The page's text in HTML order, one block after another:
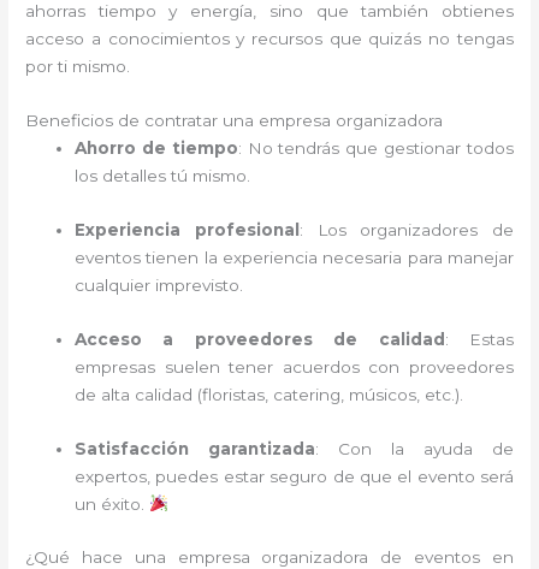
ahorras tiempo y energía, sino que también obtienes
acceso a conocimientos y recursos que quizás no tengas
por ti mismo.
Beneficios de contratar una empresa organizadora
Ahorro de tiempo: No tendrás que gestionar todos
los detalles tú mismo.
Experiencia profesional : Los organizadores de
eventos tienen la experiencia necesaria para manejar
cualquier imprevisto.
Acceso a proveedores de calidad : Estas
empresas suelen tener acuerdos con proveedores
de alta calidad (floristas, catering, músicos, etc.).
Satisfacción garantizada: Con la ayuda de
expertos, puedes estar seguro de que el evento será
un éxito.
¿Qué hace una empresa organizadora de eventos en